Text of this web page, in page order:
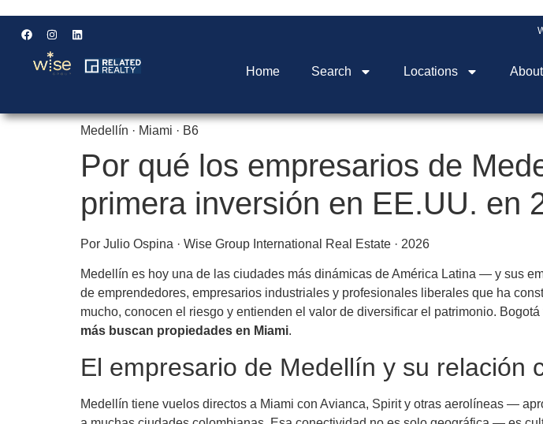
Home Search Locations
Medellín · Miami · B6
Por qué los empresarios de
primera inversión en EE.UU. en
Por Julio Ospina · Wise Group International Real Estate · 2026
Medellín es hoy una de las ciudades más dinámicas de América Latina — y sus
de emprendedores, empresarios industriales y profesionales liberales que ha
mucho, conocen el riesgo y entienden el valor de diversificar el patrimonio.
más buscan propiedades en Miami.
El empresario de Medellín y su relación
Medellín tiene vuelos directos a Miami con Avianca, Spirit y otras aerolíneas —